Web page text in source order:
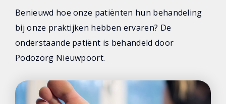
Benieuwd hoe onze patiënten hun behandeling
bij onze praktijken hebben ervaren? De
onderstaande patiënt is behandeld door
Podozorg Nieuwpoort.